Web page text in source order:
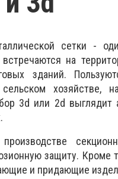
сетки -
на
зданий.
хозяйстве, на
3d или 2d выглядит
защиту. Кроме
и придающие